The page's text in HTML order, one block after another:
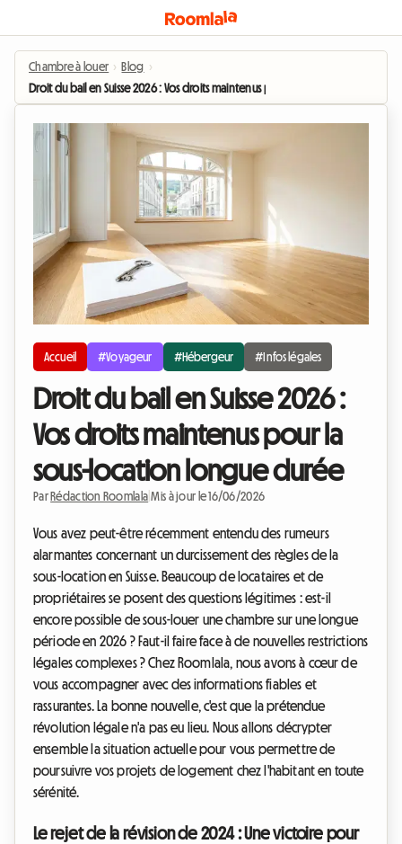
Chambre à louer › Blog ›
Droit du bail en Suisse 2026 : Vos droits maintenus pour la sous-location
Accueil #Voyageur #Hébergeur #Infos légales
Droit du bail en Suisse 2026 :
Vos droits maintenus pour la
sous-location longue durée
Par Rédaction Roomlala |Mis à jour le 16/06/2026
Vous avez peut-être récemment entendu des rumeurs
alarmantes concernant un durcissement des règles de la
sous-location en Suisse. Beaucoup de locataires et de
propriétaires se posent des questions légitimes : est-il
encore possible de sous-louer une chambre sur une longue
période en 2026 ? Faut-il faire face à de nouvelles restrictions
légales complexes ? Chez Roomlala, nous avons à cœur de
vous accompagner avec des informations fiables et
rassurantes. La bonne nouvelle, c'est que la prétendue
révolution légale n'a pas eu lieu. Nous allons décrypter
ensemble la situation actuelle pour vous permettre de
poursuivre vos projets de logement chez l'habitant en toute
sérénité.
Le rejet de la révision de 2024 : Une victoire pour